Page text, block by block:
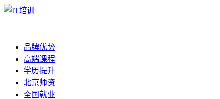
品牌优势
高端课程
学历提升
北京师资
全国就业